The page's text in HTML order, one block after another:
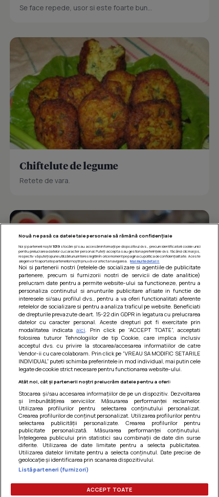
Se face repede, usor si este foarte bun...
Chiftelute de legume
Retete de vara.
Barcute din vinete cu arpagic rosu
Un deliciu usor de preparat!
Termeni si conditii |
confidentialitate|Gestionați preferințele
Nouă ne pasă ca datele tale personale să rămână confidențiale
Noi și partenerii noștri 1019stocăm și/sau accesăm informații pe dispozitivul dvs., precum identificatorii cookie unici
pentru prelucrarea datelor cu caracter personal. Puteți accepta sau gestiona preferințele dvs. făcând clic mai jos,
respectiv vă puteți opune utilizării unui interes legitim în orice moment pe pagina cu politica de confidențialitate. Aceste
alegeri vor fi raportate partenerilor noștri și nu vă vor afecta navigarea.
Mai multe detalii
Noi si partenerii nostri (retelele de socializare si agentiile de publicitate
partenere, precum si furnizorii nostri de servicii de date analitice)
prelucram date pentru a permite website-ului sa functioneze, pentru a
personaliza continutul si anunturile publicitare afisate in functie de
interesele si/sau profilul dvs., pentru a va oferi functionalitati aferente
retelelor de socializare si pentru a analiza traficul pe website. Beneficiati
de drepturile prevazute de art. 15-22 din GDPR in legatura cu prelucrarea
datelor cu caracter personal. Aceste drepturi pot fi exercitate prin
modalitatea indicataaici . Prin click pe “ACCEPT TOATE”, acceptati
folosirea tuturor Tehnologiilor de tip Cookie, care implica inclusiv
acceptul dvs. cu privire la stocarea/accesarea informatiilor de catre
Vendor-ii cu care colaboram. Prin click pe “VREAU SA MODIFIC SETARILE
INDIVIDUAL” puteti schimba preferintele in mod individual, mai putin cele
legate de cookie strict necesare pentru functionarea website-ului.
Atât noi, cât și partenerii noștri prelucrăm datele pentru a oferi:
Stocarea și/sau accesarea informațiilor de pe un dispozitiv. Dezvoltarea
și îmbunătățirea serviciilor. Măsurarea performanței reclamelor.
Utilizarea profilurilor pentru selectarea conținutului personalizat.
Crearea profilurilor de conținut personalizat. Utilizarea profilurilor pentru
selectarea publicității personalizate. Crearea profilurilor pentru
publicitate personalizată. Măsurarea performanței conținutului.
Înțelegerea publicului prin statistici sau combinații de date din surse
diferite. Utilizarea de date limitate pentru a selecta publicitatea.
Utilizarea datelor limitate pentru a selecta conținutul. Date precise de
geolocație și identificarea prin scanarea dispozitivului.
Listă parteneri (furnizori)
ACCEPT TOATE